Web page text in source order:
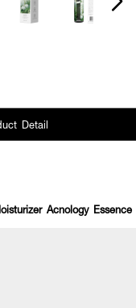
Detail
Acnology Essence